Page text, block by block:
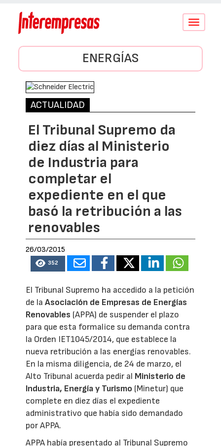
Conmutar
ENERGÍAS
ACTUALIDAD
El Tribunal Supremo da
diez días al Ministerio
de Industria para
completar el
expediente en el que
basó la retribución a las
renovables
26/03/2015
352
El Tribunal Supremo ha accedido a la petición
de laAsociación de Empresas de Energías
Renovables (APPA) de suspender el plazo
para que esta formalice su demanda contra
la Orden IET1045/2014, que establece la
nueva retribución a las energías renovables.
En la misma diligencia, de 24 de marzo, el
Alto Tribunal acuerda pedir al Ministerio de
Industria, Energía y Turismo (Minetur) que
complete en diez días el expediente
administrativo que había sido demandado
por APPA.
APPA había presentado al Tribunal Supremo